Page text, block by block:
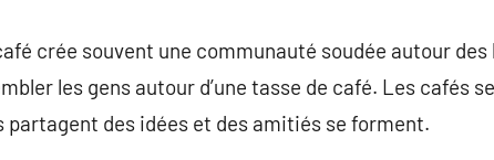
crée souvent une communauté soudée autour
les gens autour d’une tasse de café. Les cafés
partagent des idées et des amitiés se forment.